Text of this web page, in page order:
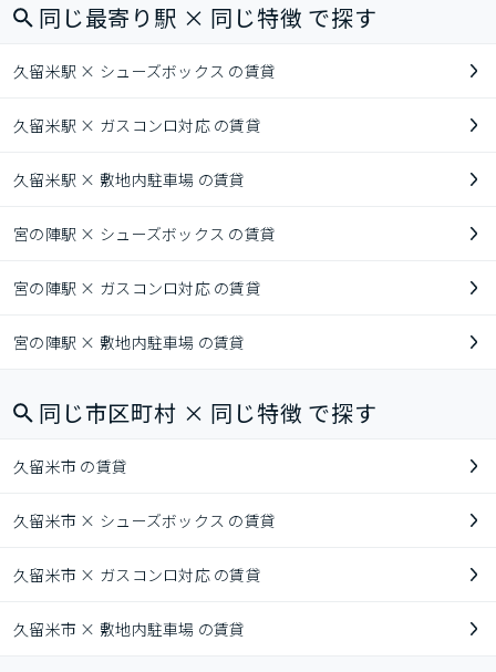
同じ最寄り駅 × 同じ特徴 で探す
久留米駅 × シューズボックス の賃貸
久留米駅 × ガスコンロ対応 の賃貸
久留米駅 × 敷地内駐車場 の賃貸
宮の陣駅 × シューズボックス の賃貸
宮の陣駅 × ガスコンロ対応 の賃貸
宮の陣駅 × 敷地内駐車場 の賃貸
同じ市区町村 × 同じ特徴 で探す
久留米市 の賃貸
久留米市 × シューズボックス の賃貸
久留米市 × ガスコンロ対応 の賃貸
久留米市 × 敷地内駐車場 の賃貸